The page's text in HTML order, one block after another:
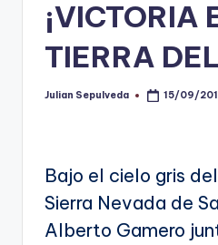
¡VICTORIA
TIERRA
Publicado
Julian Sepulveda 15/09/
Bajo el cielo gris
Sierra Nevada de
Alberto Gamero